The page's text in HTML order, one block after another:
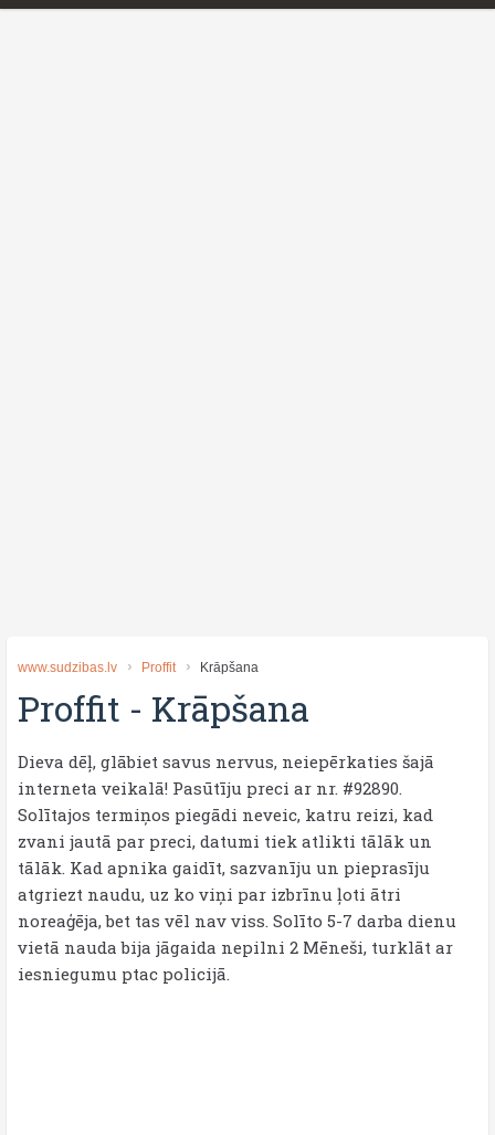
www.sudzibas.lv Proffit Krāpšana
Proffit - Krāpšana
Dieva dēļ, glābiet savus nervus, neiepērkaties šajā
interneta veikalā! Pasūtīju preci ar nr. #92890.
Solītajos termiņos piegādi neveic, katru reizi, kad
zvani jautā par preci, datumi tiek atlikti tālāk un
tālāk. Kad apnika gaidīt, sazvanīju un pieprasīju
atgriezt naudu, uz ko viņi par izbrīnu ļoti ātri
noreaģēja, bet tas vēl nav viss. Solīto 5-7 darba dienu
vietā nauda bija jāgaida nepilni 2 Mēneši, turklāt ar
iesniegumu ptac policijā.